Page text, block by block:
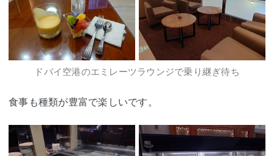
ドバイ空港のエミレーツラウンジで乗り継ぎ待ち
食事も種類が豊富で楽しいです。